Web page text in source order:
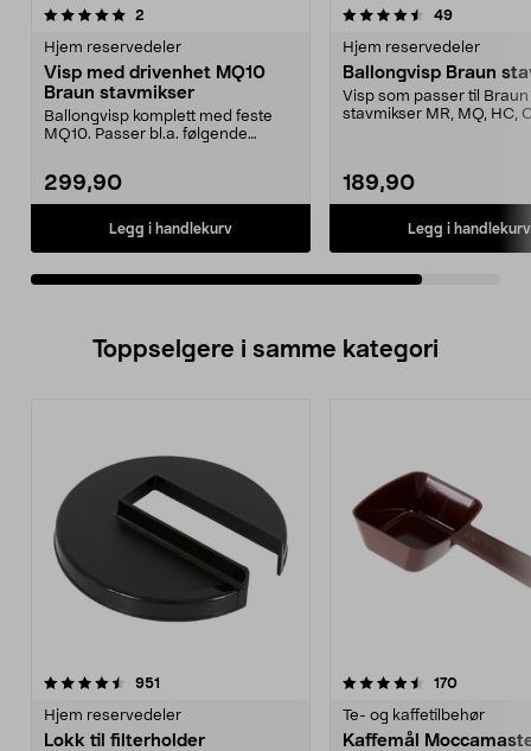
2
Hjem reservedeler
Visp med drivenhet MQ10
Braun stavmikser
Ballongvisp komplett med feste
MQ10. Passer bl.a. følgende
299,90
Legg i handlekurv
4.5av 5 stjerner 49
Hjem reservedeler
Ballongvisp Braun
Visp som passer til Braun
stavmikser MR, MQ, HC,
189,90
Legg i handlekurv
Toppselgere i samme kategori
951
Hjem reservedeler
Lokk til filterholder
4.5 av 5 stjerner 170
Te- og kaffetilbehør
Kaffemål
0.0 av 5 stjerner